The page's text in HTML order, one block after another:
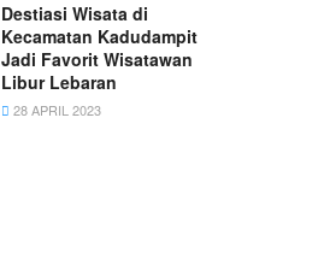
Destiasi Wisata di
Kecamatan Kadudampit
Jadi Favorit Wisatawan
Libur Lebaran
28 APRIL 2023